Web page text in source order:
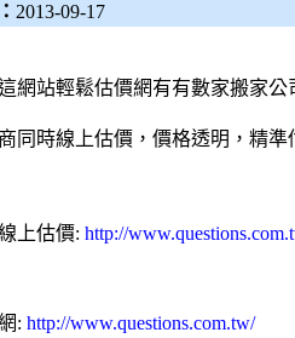
2013-09-17
網站輕鬆估價網有有數家搬家公
同時線上估價，價格透明，精
上估價: http://
: http://www.questions.com.tw/